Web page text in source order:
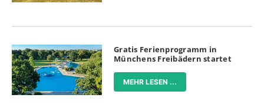
Gratis Ferienprogramm in
Münchens Freibädern startet
MEHR LESEN ...